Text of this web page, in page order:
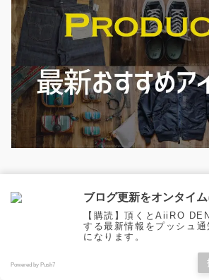
ブログ更新をオンタイム
【購読】頂くとAiiRO
する最新情報をプッシュ通
になります。
Powered by Push7